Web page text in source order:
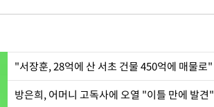
"서장훈, 28억에 산 서초 건물 450억에 매물로"
방은희, 어머니 고독사에 오열 "이틀 만에 발견"